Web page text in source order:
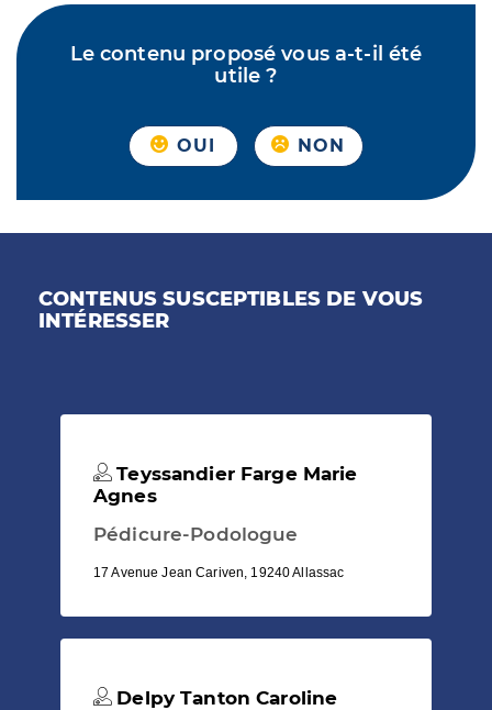
Le contenu proposé vous a-t-il été
utile ?
OUI NON
CONTENUS SUSCEPTIBLES DE VOUS
INTÉRESSER
Teyssandier Farge Marie
Agnes
Pédicure-Podologue
17 Avenue Jean Cariven, 19240 Allassac
Delpy Tanton Caroline